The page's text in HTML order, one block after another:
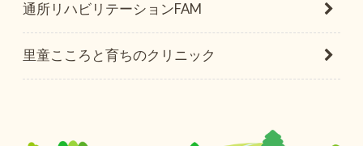
通所リハビリテーションFAM
里童こころと育ちのクリニック